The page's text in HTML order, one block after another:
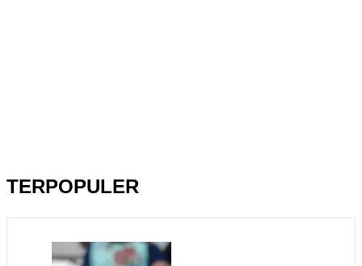
TERPOPULER